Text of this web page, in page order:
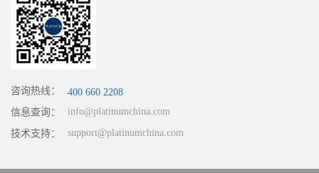
咨询热线：
400 660 2208
信息查询：
info@platinumchina.com
技术支持： support@platinumchina.com